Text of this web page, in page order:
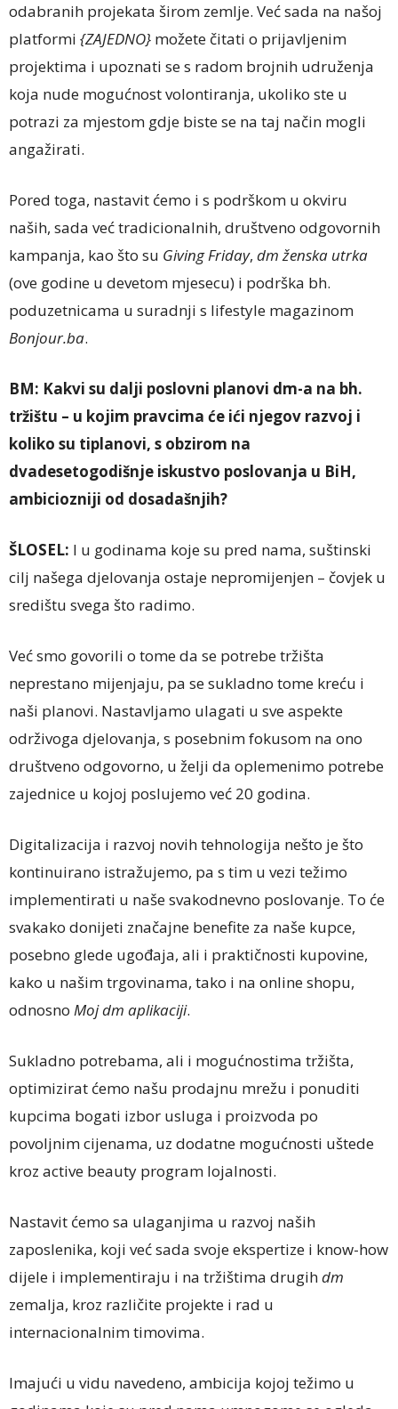
odabranih projekata širom zemlje. Već sada na našoj
platformi {ZAJEDNO} možete čitati o prijavljenim
projektima i upoznati se s radom brojnih udruženja
koja nude mogućnost volontiranja, ukoliko ste u
potrazi za mjestom gdje biste se na taj način mogli
angažirati.
Pored toga, nastavit ćemo i s podrškom u okviru
naših, sada već tradicionalnih, društveno odgovornih
kampanja, kao što su Giving Friday, dm ženska utrka
(ove godine u devetom mjesecu) i podrška bh.
poduzetnicama u suradnji s lifestyle magazinom
Bonjour.ba.
BM: Kakvi su dalji poslovni planovi dm-a na bh.
tržištu – u kojim pravcima će ići njegov razvoj i
koliko su tiplanovi, s obzirom na
dvadesetogodišnje iskustvo poslovanja u BiH,
ambiciozniji od dosadašnjih?
ŠLOSEL: I u godinama koje su pred nama, suštinski
cilj našega djelovanja ostaje nepromijenjen – čovjek u
središtu svega što radimo.
Već smo govorili o tome da se potrebe tržišta
neprestano mijenjaju, pa se sukladno tome kreću i
naši planovi. Nastavljamo ulagati u sve aspekte
održivoga djelovanja, s posebnim fokusom na ono
društveno odgovorno, u želji da oplemenimo potrebe
zajednice u kojoj poslujemo već 20 godina.
Digitalizacija i razvoj novih tehnologija nešto je što
kontinuirano istražujemo, pa s tim u vezi težimo
implementirati u naše svakodnevno poslovanje. To će
svakako donijeti značajne benefite za naše kupce,
posebno glede ugođaja, ali i praktičnosti kupovine,
kako u našim trgovinama, tako i na online shopu,
odnosno Moj dm aplikaciji.
Sukladno potrebama, ali i mogućnostima tržišta,
optimizirat ćemo našu prodajnu mrežu i ponuditi
kupcima bogati izbor usluga i proizvoda po
povoljnim cijenama, uz dodatne mogućnosti uštede
kroz active beauty program lojalnosti.
Nastavit ćemo sa ulaganjima u razvoj naših
zaposlenika, koji već sada svoje ekspertize i know-how
dijele i implementiraju i na tržištima drugihdm
zemalja, kroz različite projekte i rad u
internacionalnim timovima.
Imajući u vidu navedeno, ambicija kojoj težimo u